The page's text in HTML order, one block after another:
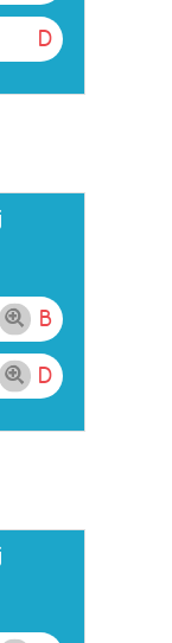
D
B
D